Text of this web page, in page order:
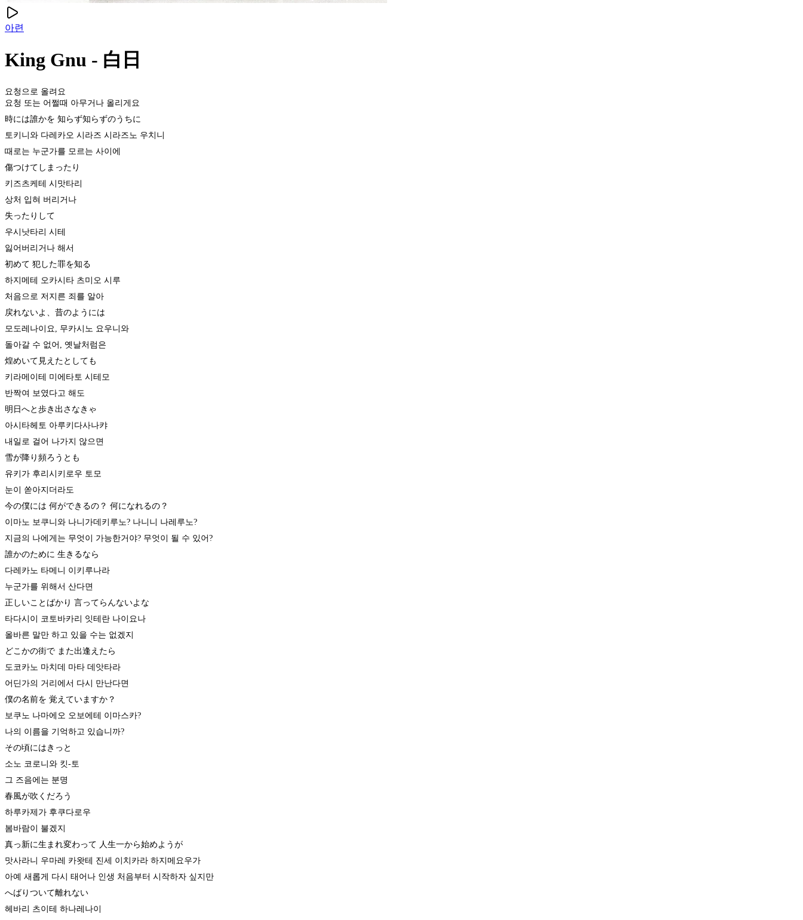
아련
King Gnu - 白日
요청으로 올려요
요청 또는 어쩔때 아무거나 올리게요
時には誰かを 知らず知らずのうちに
토키니와 다레카오 시라즈 시라즈노 우치니
때로는 누군가를 모르는 사이에
傷つけてしまったり
키즈츠케테 시맛타리
상처 입혀 버리거나
失ったりして
우시낫타리 시테
잃어버리거나 해서
初めて 犯した罪を知る
하지메테 오카시타 츠미오 시루
처음으로 저지른 죄를 알아
戻れないよ、昔のようには
모도레나이요, 무카시노 요우니와
돌아갈 수 없어, 옛날처럼은
​煌めいて見えたとしても
키라메이테 미에타토 시테모
반짝여 보였다고 해도
明日へと歩き出さなきゃ
아시타헤토 아루키다사나캬
내일로 걸어 나가지 않으면
雪が降り頻ろうとも
유키가 후리시키로우 토모
눈이 쏟아지더라도
今の僕には 何ができるの？ 何になれるの？
이마노 보쿠니와 나니가데키루노? 나니니 나레루노?
지금의 나에게는 무엇이 가능한거야? 무엇이 될 수 있어?​
誰かのために 生きるなら
다레카노 타메니 이키루나라
누군가를 위해서 산다면
正しいことばかり 言ってらんないよな
타다시이 코토바카리 잇테란 나이요나
​올바른 말만 하고 있을 수는 없겠지
どこかの街で また出逢えたら
도코카노 마치데 마타 데앗타라
어딘가의 거리에서 다시 만난다면
​僕の名前を 覚えていますか？
보쿠노 나마에오 오보에테 이마스카?
나의 이름을 기억하고 있습니까?
その頃にはきっと
소노 코로니와 킷-토
그 즈음에는 분명
春風が吹くだろう
하루카제가 후쿠다로우
​봄바람이 불겠지
真っ新に生まれ変わって 人生一から始めようが
맛사라니 우마레 카왓테 진세 이치카라 하지메요우가
아예 새롭게 다시 태어나 인생 처음부터 시작하자 싶지만
へばりついて離れない
헤바리 츠이테 하나레나이